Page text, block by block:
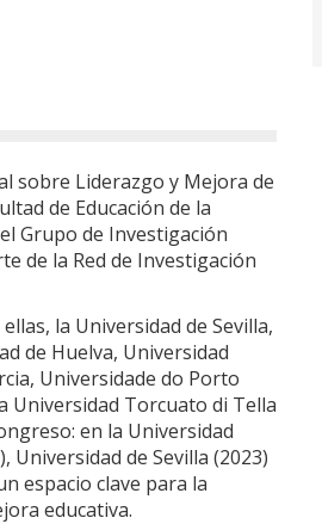
sobre Liderazgo y Mejora de
de Educación de la
Grupo de Investigación
de la Red de Investigación
la Universidad de Sevilla,
de Huelva, Universidad
Universidade do Porto
Universidad Torcuato di Tella
en la Universidad
Universidad de Sevilla (2023)
espacio clave para la
educativa.